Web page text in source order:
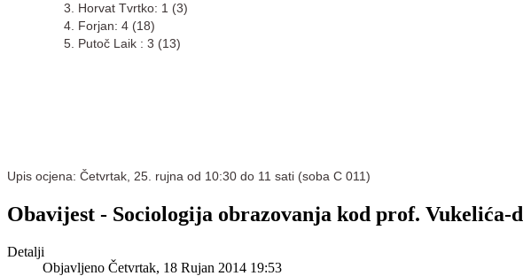
Horvat Tvrtko: 1 (3)
Forjan: 4 (18)
Putoč Laik : 3 (13)
Upis ocjena: Četvrtak, 25. rujna od 10:30 do 11 sati (soba C 011)
Obavijest - Sociologija obrazovanja kod prof. Vukelića-
Detalji
Objavljeno Četvrtak, 18 Rujan 2014 19:53